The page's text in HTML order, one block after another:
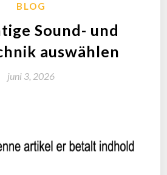
BLOG
Sound- und
auswählen
juni 3, 2026